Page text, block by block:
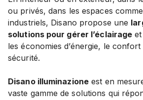
ou privés, dans les espaces
industriels, Disano propose une
solutions pour gérer l’éclairage
les économies d’énergie, le
sécurité.
Disano illuminazione est en
vaste gamme de solutions qui